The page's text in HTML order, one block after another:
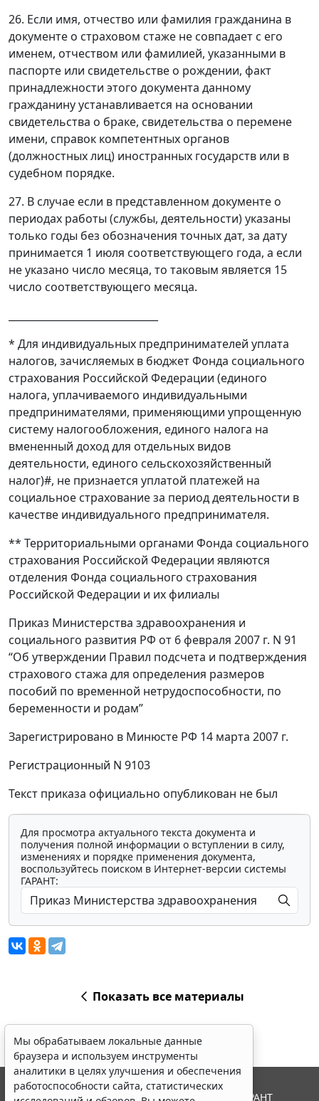
26. Если имя, отчество или фамилия гражданина в
документе о страховом стаже не совпадает с его
именем, отчеством или фамилией, указанными в
паспорте или свидетельстве о рождении, факт
принадлежности этого документа данному
гражданину устанавливается на основании
свидетельства о браке, свидетельства о перемене
имени, справок компетентных органов
(должностных лиц) иностранных государств или в
судебном порядке.
27. В случае если в представленном документе о
периодах работы (службы, деятельности) указаны
только годы без обозначения точных дат, за дату
принимается 1 июля соответствующего года, а если
не указано число месяца, то таковым является 15
число соответствующего месяца.
* Для индивидуальных предпринимателей уплата
налогов, зачисляемых в бюджет Фонда социального
страхования Российской Федерации (единого
налога, уплачиваемого индивидуальными
предпринимателями, применяющими упрощенную
систему налогообложения, единого налога на
вмененный доход для отдельных видов
деятельности, единого сельскохозяйственный
налог)#, не признается уплатой платежей на
социальное страхование за период деятельности в
качестве индивидуального предпринимателя.
** Территориальными органами Фонда социального
страхования Российской Федерации являются
отделения Фонда социального страхования
Российской Федерации и их филиалы
Приказ Министерства здравоохранения и
социального развития РФ от 6 февраля 2007 г. N 91
“Об утверждении Правил подсчета и подтверждения
страхового стажа для определения размеров
пособий по временной нетрудоспособности, по
беременности и родам”
Зарегистрировано в Минюсте РФ 14 марта 2007 г.
Регистрационный N 9103
Текст приказа официально опубликован не был
Для просмотра актуального текста документа и
получения полной информации о вступлении в силу,
изменениях и порядке применения документа,
воспользуйтесь поиском в Интернет-версии системы
ГАРАНТ:
Показать все материалы
Мы обрабатываем локальные данные
браузера и используем инструменты
аналитики в целях улучшения и обеспечения
работоспособности сайта, статистических
© ООО "НПП "ГАРАНТ-СЕРВИС", 2026. Система ГАРАНТ